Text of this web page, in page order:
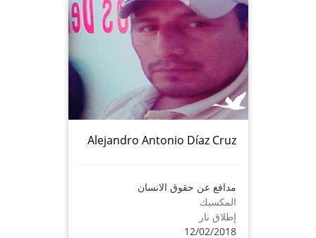
Alejandro Antonio Díaz Cruz
مدافع عن حقوق الانسان
المكسيك
إطلاق نار
12/02/2018